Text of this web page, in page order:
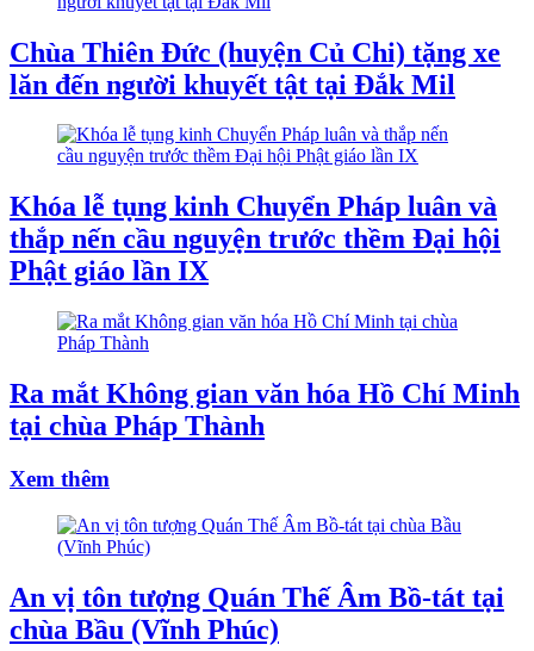
Chùa Thiên Đức (huyện Củ Chi) tặng xe
lăn đến người khuyết tật tại Đắk Mil
Khóa lễ tụng kinh Chuyển Pháp luân và
thắp nến cầu nguyện trước thềm Đại hội
Phật giáo lần IX
Ra mắt Không gian văn hóa Hồ Chí Minh
tại chùa Pháp Thành
Xem thêm
An vị tôn tượng Quán Thế Âm Bồ-tát tại
chùa Bầu (Vĩnh Phúc)